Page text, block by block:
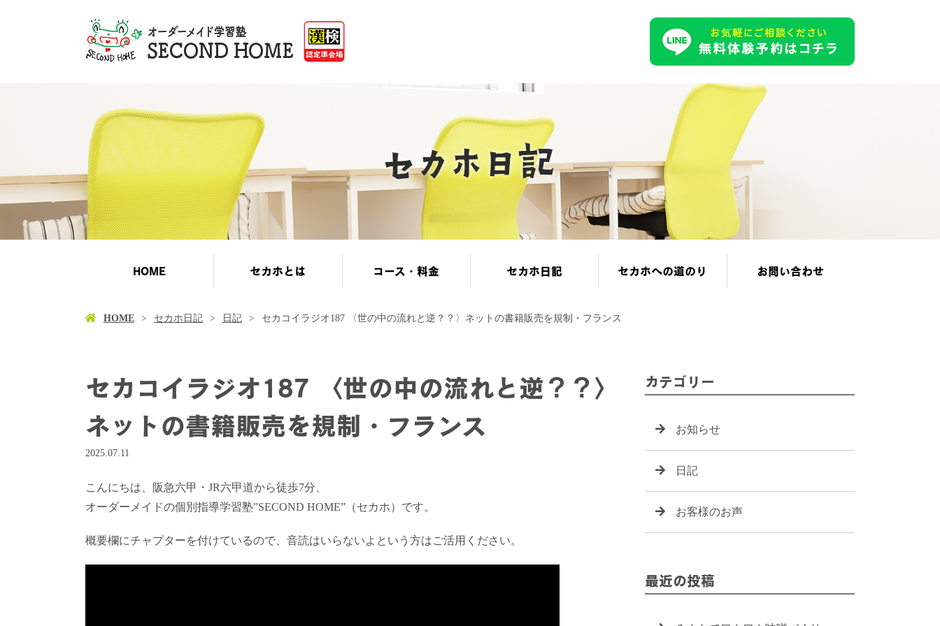
HOME セカホとは コース・料金 セカホ日記 セカホへの道のり お問い合わせ
HOME セカホ日記 日記 セカコイラジオ187 〈世の中の流れと逆？？〉ネットの書籍販売を規制・フランス
セカコイラジオ187 〈世の中の流れと逆？？〉
ネットの書籍販売を規制・フランス
2025.07.11
こんにちは、阪急六甲・JR六甲道から徒歩7分、
オーダーメイドの個別指導学習塾”SECOND HOME”（セカホ）です。
概要欄にチャプターを付けているので、音読はいらないよという方はご活用ください。
カテゴリー
お知らせ
日記
お客様のお声
最近の投稿